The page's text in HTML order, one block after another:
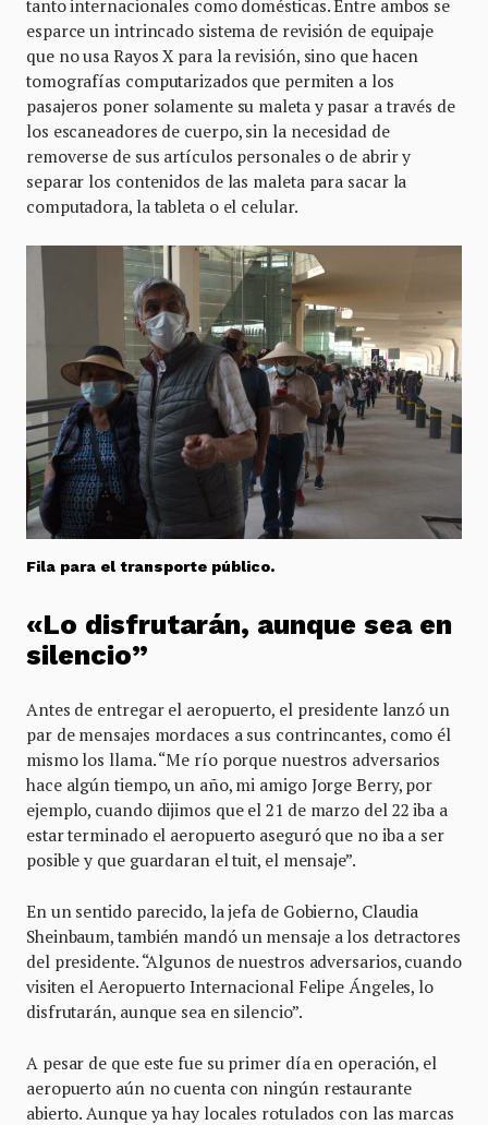
tanto internacionales como domésticas. Entre ambos se
esparce un intrincado sistema de revisión de equipaje
que no usa Rayos X para la revisión, sino que hacen
tomografías computarizados que permiten a los
pasajeros poner solamente su maleta y pasar a través de
los escaneadores de cuerpo, sin la necesidad de
removerse de sus artículos personales o de abrir y
separar los contenidos de las maleta para sacar la
computadora, la tableta o el celular.
Fila para el transporte público.
«Lo disfrutarán, aunque sea en
silencio”
Antes de entregar el aeropuerto, el presidente lanzó un
par de mensajes mordaces a sus contrincantes, como él
mismo los llama. “Me río porque nuestros adversarios
hace algún tiempo, un año, mi amigo Jorge Berry, por
ejemplo, cuando dijimos que el 21 de marzo del 22 iba a
estar terminado el aeropuerto aseguró que no iba a ser
posible y que guardaran el tuit, el mensaje”.
En un sentido parecido, la jefa de Gobierno, Claudia
Sheinbaum, también mandó un mensaje a los detractores
del presidente. “Algunos de nuestros adversarios, cuando
visiten el Aeropuerto Internacional Felipe Ángeles, lo
disfrutarán, aunque sea en silencio”.
A pesar de que este fue su primer día en operación, el
aeropuerto aún no cuenta con ningún restaurante
abierto. Aunque ya hay locales rotulados con las marcas